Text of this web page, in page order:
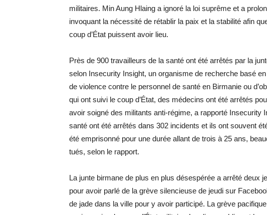
militaires. Min Aung Hlaing a ignoré la loi suprême et a
invoquant la nécessité de rétablir la paix et la stabilité afin
coup d’État puissent avoir lieu.
Près de 900 travailleurs de la santé ont été arrêtés par la
selon Insecurity Insight, un organisme de recherche basé
de violence contre le personnel de santé en Birmanie ou
qui ont suivi le coup d’État, des médecins ont été arrêtés
avoir soigné des militants anti-régime, a rapporté Insecurity
santé ont été arrêtés dans 302 incidents et ils ont souvent
été emprisonné pour une durée allant de trois à 25 ans,
tués, selon le rapport.
La junte birmane de plus en plus désespérée a arrêté deux
pour avoir parlé de la grève silencieuse de jeudi sur
de jade dans la ville pour y avoir participé. La grève